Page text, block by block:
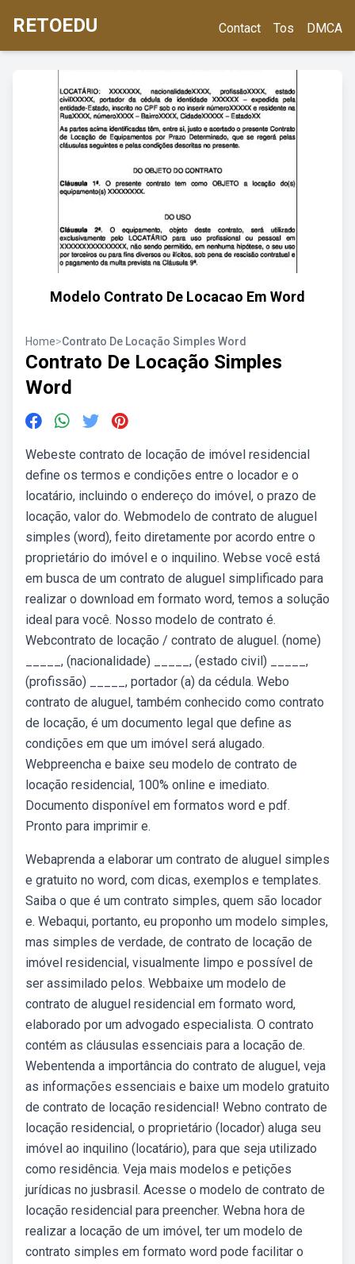
RETOEDU Contact Tos DMCA
Modelo Contrato De Locacao Em Word
Home>Contrato De Locação Simples Word
Contrato De Locação Simples
Word
Webeste contrato de locação de imóvel residencial
define os termos e condições entre o locador e o
locatário, incluindo o endereço do imóvel, o prazo de
locação, valor do. Webmodelo de contrato de aluguel
simples (word), feito diretamente por acordo entre o
proprietário do imóvel e o inquilino. Webse você está
em busca de um contrato de aluguel simplificado para
realizar o download em formato word, temos a solução
ideal para você. Nosso modelo de contrato é.
Webcontrato de locação / contrato de aluguel. (nome)
_____, (nacionalidade) _____, (estado civil) _____,
(profissão) _____, portador (a) da cédula. Webo
contrato de aluguel, também conhecido como contrato
de locação, é um documento legal que define as
condições em que um imóvel será alugado.
Webpreencha e baixe seu modelo de contrato de
locação residencial, 100% online e imediato.
Documento disponível em formatos word e pdf.
Pronto para imprimir e.
Webaprenda a elaborar um contrato de aluguel simples
e gratuito no word, com dicas, exemplos e templates.
Saiba o que é um contrato simples, quem são locador
e. Webaqui, portanto, eu proponho um modelo simples,
mas simples de verdade, de contrato de locação de
imóvel residencial, visualmente limpo e possível de
ser assimilado pelos. Webbaixe um modelo de
contrato de aluguel residencial em formato word,
elaborado por um advogado especialista. O contrato
contém as cláusulas essenciais para a locação de.
Webentenda a importância do contrato de aluguel, veja
as informações essenciais e baixe um modelo gratuito
de contrato de locação residencial! Webno contrato de
locação residencial, o proprietário (locador) aluga seu
imóvel ao inquilino (locatário), para que seja utilizado
como residência. Veja mais modelos e petições
jurídicas no jusbrasil. Acesse o modelo de contrato de
locação residencial para preencher. Webna hora de
realizar a locação de um imóvel, ter um modelo de
contrato simples em formato word pode facilitar o